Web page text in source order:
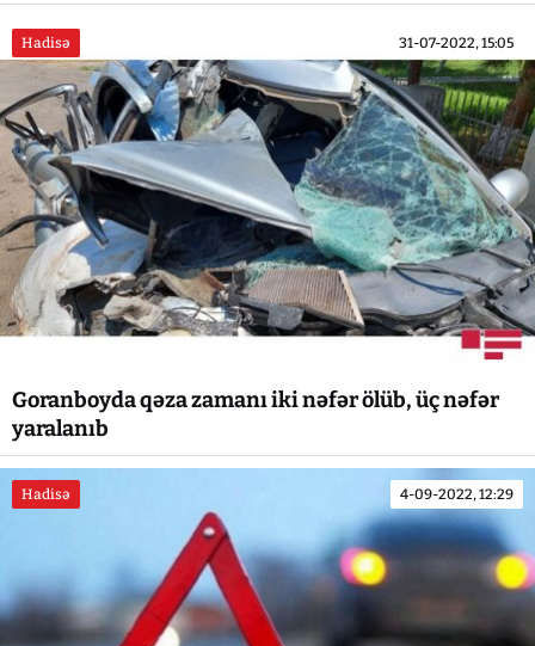
Hadisə 31-07-2022, 15:05
Goranboyda qəza zamanı iki nəfər ölüb, üç nəfər
yaralanıb
Hadisə 4-09-2022, 12:29